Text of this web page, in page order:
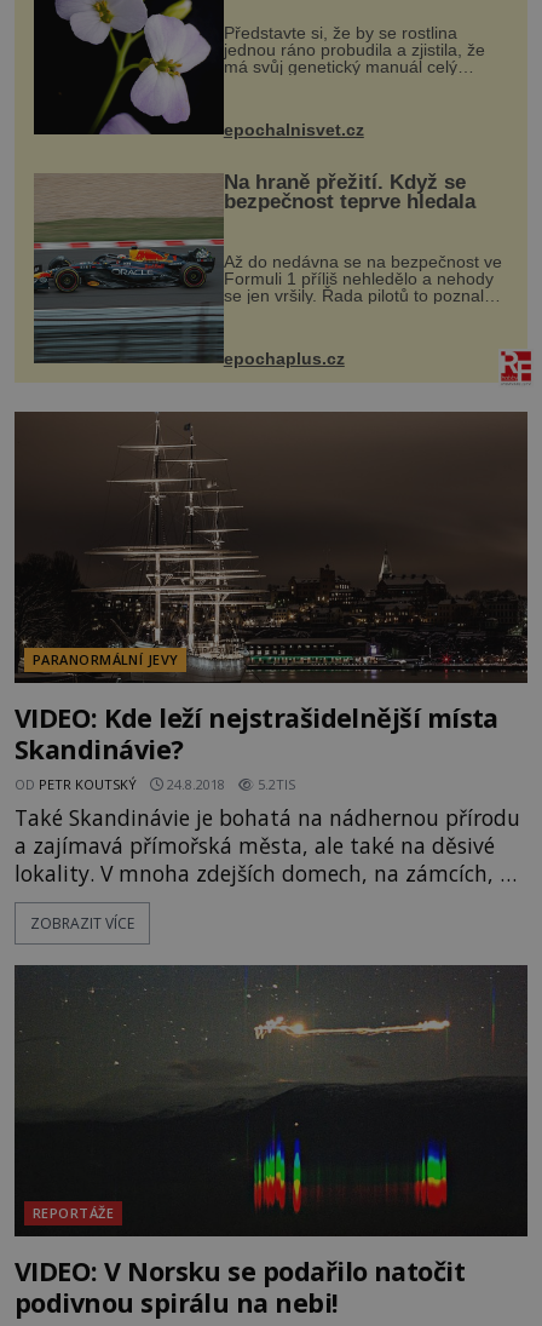
Představte si, že by se rostlina
jednou ráno probudila a zjistila, že
má svůj genetický manuál celý
vstupenka...
epochalnisvet.cz
Na hraně přežití. Když se
bezpečnost teprve hledala
Až do nedávna se na bezpečnost ve
Formuli 1 příliš nehledělo a nehody
se jen vršily. Řada pilotů to poznala
na vlastní kůži, často s trvalými
následky nebo bohužel i ztrátou
života. Dnes nepochopiteln...
epochaplus.cz
PARANORMÁLNÍ JEVY
VIDEO: Kde leží nejstrašidelnější místa
Skandinávie?
OD PETR KOUTSKÝ 24.8.2018 5.2TIS
Také Skandinávie je bohatá na nádhernou přírodu
a zajímavá přímořská města, ale také na děsivé
lokality. V mnoha zdejších domech, na zámcích, v
kostelech, avšak i v tramvaji, se prý zjevují děsivé
přízraky. Znáte 10 nejstrašidelnějších míst
ZOBRAZIT VÍCE
REPORTÁŽE
VIDEO: V Norsku se podařilo natočit
podivnou spirálu na nebi!